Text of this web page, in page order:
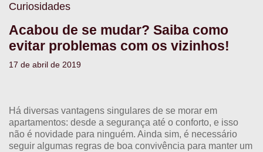
Curiosidades
Acabou de se mudar? Saiba como
evitar problemas com os vizinhos!
17 de abril de 2019
Há diversas vantagens singulares de se morar em
apartamentos: desde a segurança até o conforto, e isso
não é novidade para ninguém. Ainda sim, é necessário
seguir algumas regras de boa convivência para manter um